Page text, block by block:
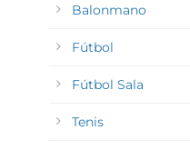
Balonmano
Fútbol
Fútbol Sala
Tenis